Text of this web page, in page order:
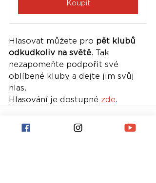
Koupit
Hlasovat můžete pro pět klubů
odkudkoliv na světě. Tak
nezapomeňte podpořit své
oblíbené kluby a dejte jim svůj
hlas.
Hlasování je dostupné zde.